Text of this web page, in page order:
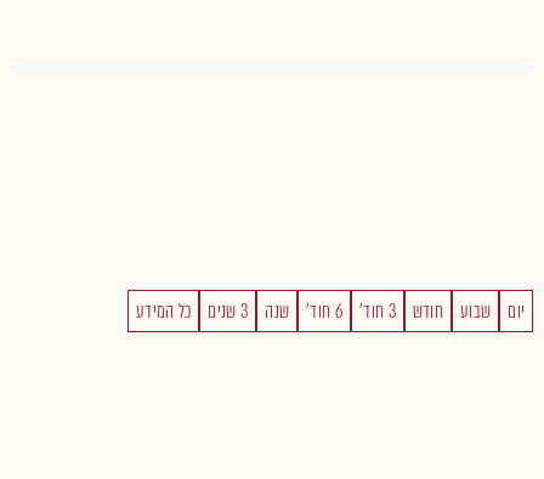
יום שבוע חודש 3 חוד' 6 חוד' שנה 3 שנים כל המידע